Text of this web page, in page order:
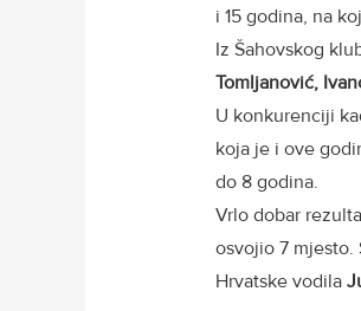
i 15 godina, na
Iz Šahovskog
Tomljanović,
U konkurenciji
koja je i ove
do 8 godina.
Vrlo dobar
osvojio 7 mjesto.
Hrvatske vodila